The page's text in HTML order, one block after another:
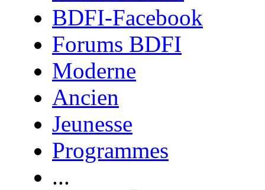
BDFI-Facebook
Forums BDFI
Moderne
Ancien
Jeunesse
Programmes
...